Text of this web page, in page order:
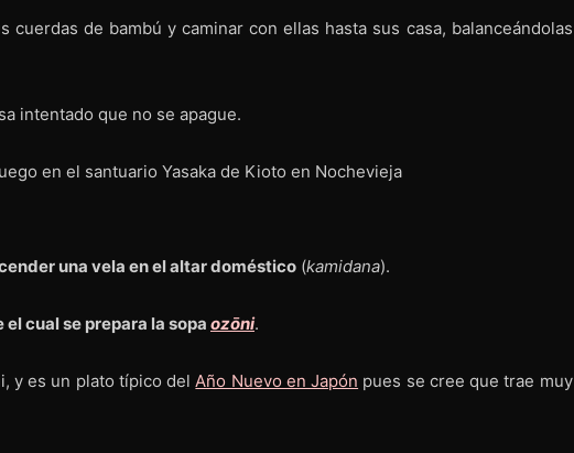
de bambú y caminar con ellas hasta sus casa, balanceándolas
intentado que no se apague.
una vela en el altar doméstico (kamidana).
cual se prepara la sopa ozōni.
y es un plato típico delAño Nuevo en Japón pues se cree que trae muy